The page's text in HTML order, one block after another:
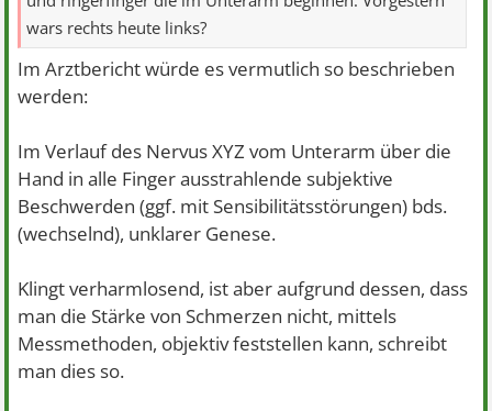
wars rechts heute links?
Im Arztbericht würde es vermutlich so beschrieben
werden:
Im Verlauf des Nervus XYZ vom Unterarm über die
Hand in alle Finger ausstrahlende subjektive
Beschwerden (ggf. mit Sensibilitätsstörungen) bds.
(wechselnd), unklarer Genese.
Klingt verharmlosend, ist aber aufgrund dessen, dass
man die Stärke von Schmerzen nicht, mittels
Messmethoden, objektiv feststellen kann, schreibt
man dies so.